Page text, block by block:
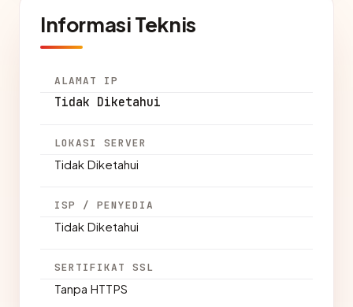
Informasi Teknis
ALAMAT IP
Tidak Diketahui
LOKASI SERVER
Tidak Diketahui
ISP / PENYEDIA
Tidak Diketahui
SERTIFIKAT SSL
Tanpa HTTPS